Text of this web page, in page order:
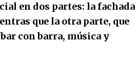
en dos partes: la fachada
que la otra parte, que
con barra, música y